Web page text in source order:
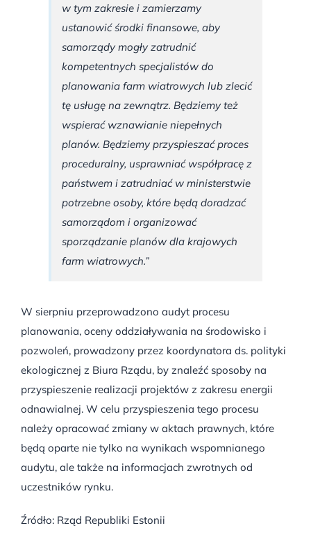
w tym zakresie i zamierzamy
ustanowić środki finansowe, aby
samorządy mogły zatrudnić
kompetentnych specjalistów do
planowania farm wiatrowych lub zlecić
tę usługę na zewnątrz. Będziemy też
wspierać wznawianie niepełnych
planów. Będziemy przyspieszać proces
proceduralny, usprawniać współpracę z
państwem i zatrudniać w ministerstwie
potrzebne osoby, które będą doradzać
samorządom i organizować
sporządzanie planów dla krajowych
farm wiatrowych.”
W sierpniu przeprowadzono audyt procesu
planowania, oceny oddziaływania na środowisko i
pozwoleń, prowadzony przez koordynatora ds. polityki
ekologicznej z Biura Rządu, by znaleźć sposoby na
przyspieszenie realizacji projektów z zakresu energii
odnawialnej. W celu przyspieszenia tego procesu
należy opracować zmiany w aktach prawnych, które
będą oparte nie tylko na wynikach wspomnianego
audytu, ale także na informacjach zwrotnych od
uczestników rynku.
Źródło: Rząd Republiki Estonii